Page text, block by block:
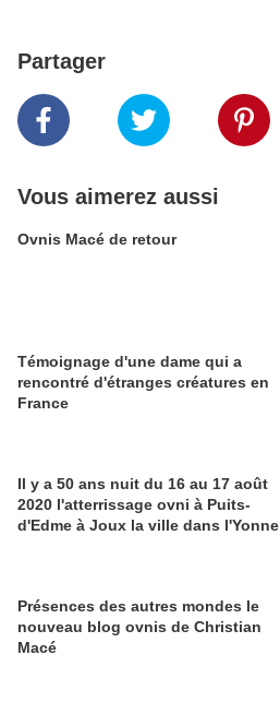
Partager
Vous aimerez aussi
Ovnis Macé de retour
Témoignage d'une dame qui a
rencontré d'étranges créatures en
France
Il y a 50 ans nuit du 16 au 17 août
2020 l'atterrissage ovni à Puits-
d'Edme à Joux la ville dans l'Yonne
Présences des autres mondes le
nouveau blog ovnis de Christian
Macé